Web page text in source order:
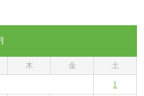
木 金 土
1